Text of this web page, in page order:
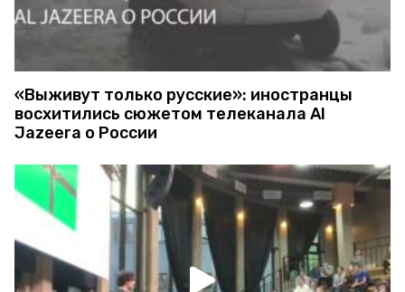
«Выживут только русские»: иностранцы
восхитились сюжетом телеканала Al
Jazeera о России